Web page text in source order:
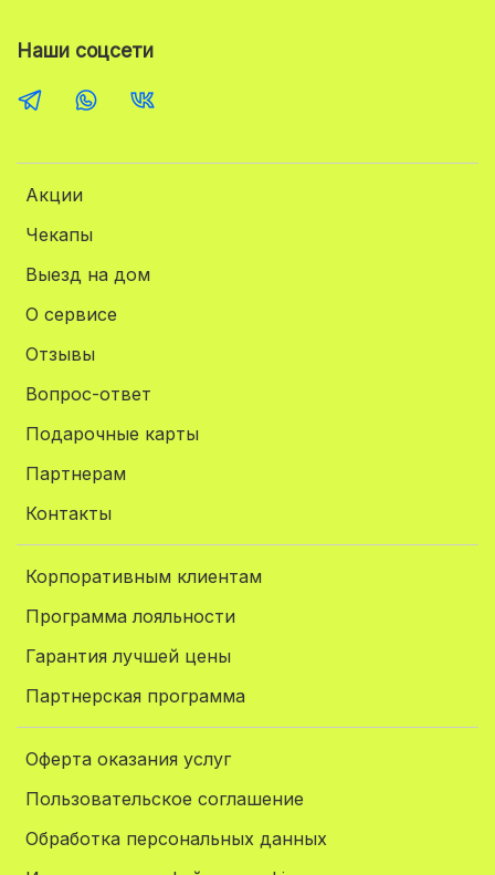
Акции
Чекапы
Выезд на дом
О сервисе
Отзывы
Вопрос-ответ
Подарочные карты
Партнерам
Контакты
Корпоративным клиентам
Программа лояльности
Гарантия лучшей цены
Партнерская программа
Оферта оказания услуг
Пользовательское соглашение
Обработка персональных данных
Наши соцсети